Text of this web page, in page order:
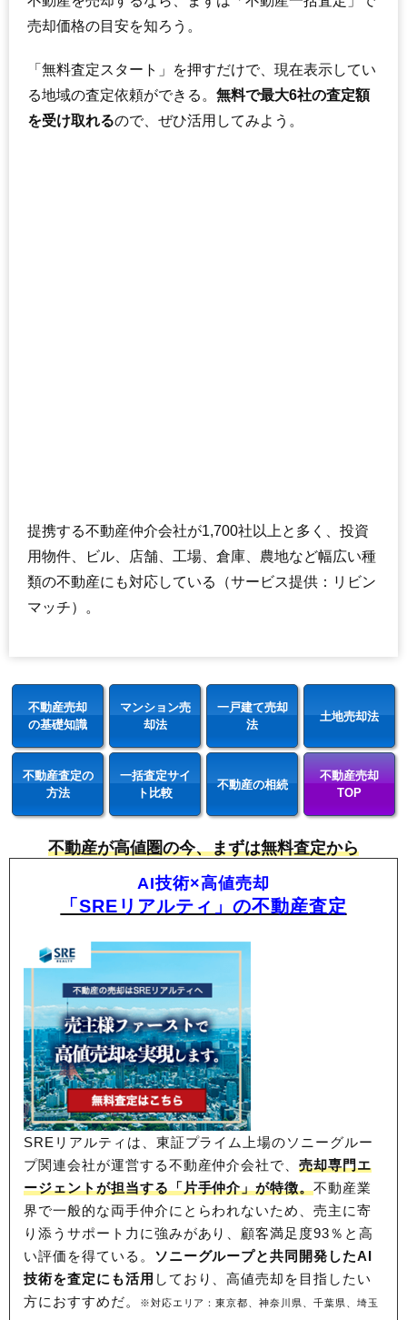
売却価格の目安を知ろう。
「無料査定スタート」を押すだけで、現在表示してい
る地域の査定依頼ができる。 無料で最大6社の査定額
を受け取れるので、ぜひ活用してみよう。
提携する不動産仲介会社が1,700社以上と多く、投資
用物件、ビル、店舗、工場、倉庫、農地など幅広い種
類の不動産にも対応している（サービス提供：リビン
マッチ）。
不動産売却
の基礎知識
マンション売
却法
一戸建て売却
法
土地売却法
不動産査定の
方法
一括査定サイ
ト比較
不動産の相続
不動産売却
TOP
不動産が高値圏の今、まずは無料査定から
AI技術×高値売却
「SREリアルティ」の不動産査定
SREリアルティは、東証プライム上場のソニーグルー
プ関連会社が運営する不動産仲介会社で、売却専門エ
ージェントが担当する「片手仲介」が特徴。不動産業
界で一般的な両手仲介にとらわれないため、売主に寄
り添うサポート力に強みがあり、顧客満足度93％と高
い評価を得ている。 ソニーグループと共同開発したAI
技術を査定にも活用 しており、高値売却を目指したい
方におすすめだ。
※対応エリア：東京都、神奈川県、千葉県、埼玉